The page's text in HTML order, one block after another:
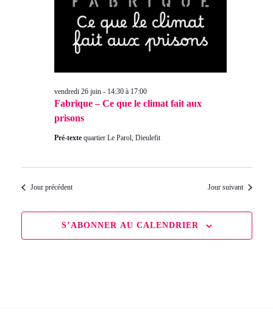
2026
Fabrique – Ce que le climat fait aux
prisons
vendredi 26 juin - 14:30à 17:00
Pré-texte quartier Le Parol, Dieulefit
Jour précédent Jour suivant
S’ABONNER AU CALENDRIER